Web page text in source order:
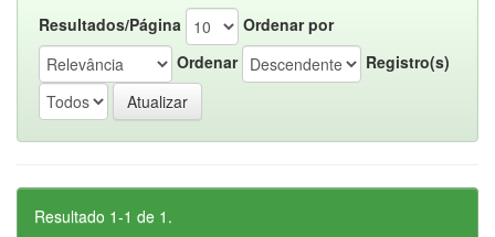
Resultados/Página
Ordenar por
Ordenar
Registro(s)
Resultado 1-1 de 1.